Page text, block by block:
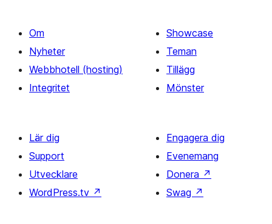
Om
Nyheter
Webbhotell (hosting)
Integritet
Showcase
Teman
Tillägg
Mönster
Lär dig
Support
Utvecklare
WordPress.tv ↗
Engagera dig
Evenemang
Donera ↗
Swag ↗